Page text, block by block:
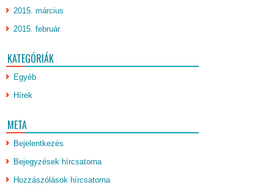
2015. március
2015. február
KATEGÓRIÁK
Egyéb
Hírek
META
Bejelentkezés
Bejegyzések hírcsatorna
Hozzászólások hírcsatorna